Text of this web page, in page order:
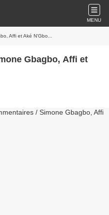
MENU
Affi et Aké N'Gbo...
Gbagbo, Affi et